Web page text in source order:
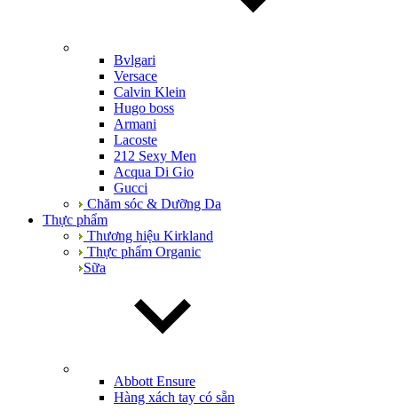
Bvlgari
Versace
Calvin Klein
Hugo boss
Armani
Lacoste
212 Sexy Men
Acqua Di Gio
Gucci
Chăm sóc & Dưỡng Da
Thực phẩm
Thương hiệu Kirkland
Thực phẩm Organic
Sữa
Abbott Ensure
Hàng xách tay có sẵn